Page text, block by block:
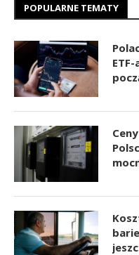
POPULARNE TEMATY